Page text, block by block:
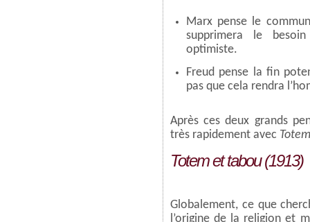
Marx pense le
supprimera le
optimiste.
Freud pense la fin
pas que cela rendra
Après ces deux grands
très rapidement avec
Totem et tabou (1913)
Globalement, ce que
l’origine de la religion et